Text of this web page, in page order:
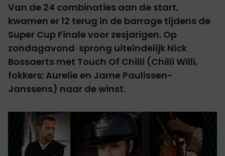
Van de 24 combinaties aan de start,
kwamen er 12 terug in de barrage tijdens de
Super Cup Finale voor zesjarigen. Op
zondagavond sprong uiteindelijk Nick
Bossaerts met Touch Of Chilli (Chilli Willi,
fokkers: Aurelie en Jarne Paulissen-
Janssens) naar de winst.